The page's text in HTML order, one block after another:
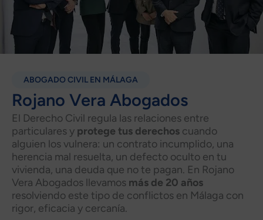
ABOGADO CIVIL EN MÁLAGA
Rojano Vera Abogados
El Derecho Civil regula las relaciones entre
particulares y protege tus derechos cuando
alguien los vulnera: un contrato incumplido, una
herencia mal resuelta, un defecto oculto en tu
vivienda, una deuda que no te pagan. En Rojano
Vera Abogados llevamos más de 20 años
resolviendo este tipo de conflictos en Málaga con
rigor, eficacia y cercanía.